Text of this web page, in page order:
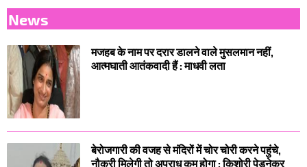
News
मजहब के नाम पर दरार डालने वाले मुसलमान नहीं,
आत्मघाती आतंकवादी हैं : माधवी लता
बेरोजगारी की वजह से मंदिरों में चोर चोरी करने पहुंचे,
नौकरी मिलेगी तो अपराध कम होगा : किशोरी पेडनेकर